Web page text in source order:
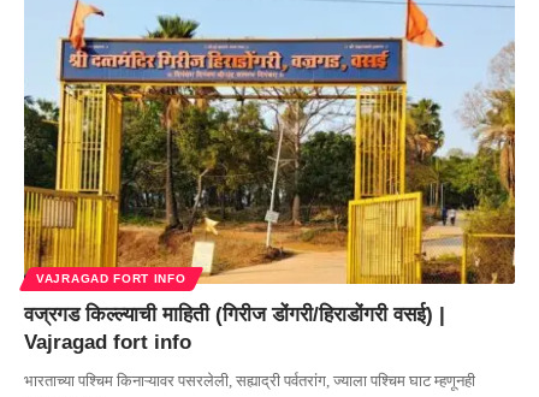
VAJRAGAD FORT INFO
वज्रगड किल्ल्याची माहिती (गिरीज डोंगरी/हिराडोंगरी वसई) |
Vajragad fort info
भारताच्या पश्चिम किनाऱ्यावर पसरलेली, सह्याद्री पर्वतरांग, ज्याला पश्चिम घाट म्हणूनही